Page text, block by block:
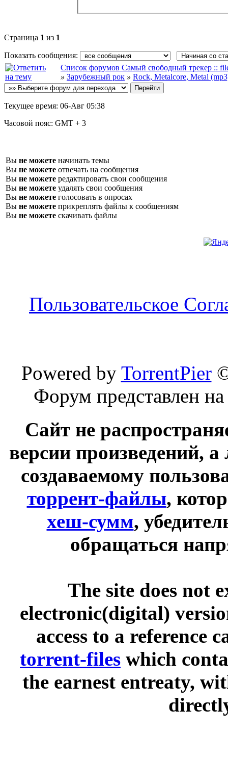
Страница 1 из 1
Показать сообщения:
Список форумов Самый свободный трекер ::
» Зарубежный рок » Rock, Metalcore, Metal
Текущее время: 06-Авг 05:38
Часовой пояс: GMT + 3
Вы не можете начинать темы
Вы не можете отвечать на сообщения
Вы не можете редактировать свои сообщения
Вы не можете удалять свои сообщения
Вы не можете голосовать в опросах
Вы не можете прикреплять файлы к сообщениям
Вы не можете скачивать файлы
Пользовательское
Powered by TorrentPier
Форум представлен
Сайт не
версии произведений,
создаваемому
торрент-файлы,
хеш-сумм,
обращаться
The site does not
electronic(digital)
access to a reference
torrent-files which
the earnest entreaty,